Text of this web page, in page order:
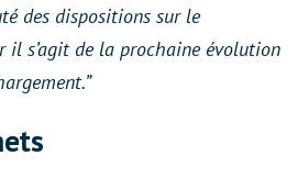
des dispositions sur le
il s’agit de la prochaine évolution